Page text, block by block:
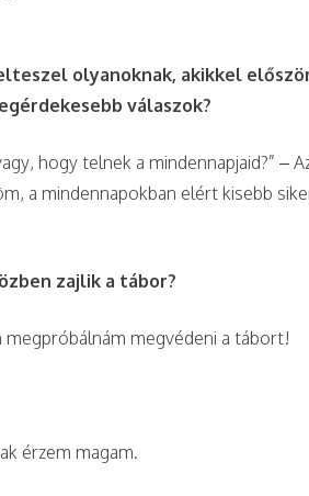
olyanoknak, akikkel
válaszok?
hogy telnek a mindennapjaid?” –
a mindennapokban elért kisebb
zajlik a tábor?
megpróbálnám megvédeni a tábort!
érzem magam.